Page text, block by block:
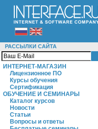
РАССЫЛКИ САЙТА
ИНТЕРНЕТ-МАГАЗИН
Лицензионное ПО
Курсы обучения
Сертификация
ОБУЧЕНИЕ И СЕМИНАРЫ
Каталог курсов
Новости
Статьи
Вопросы и ответы